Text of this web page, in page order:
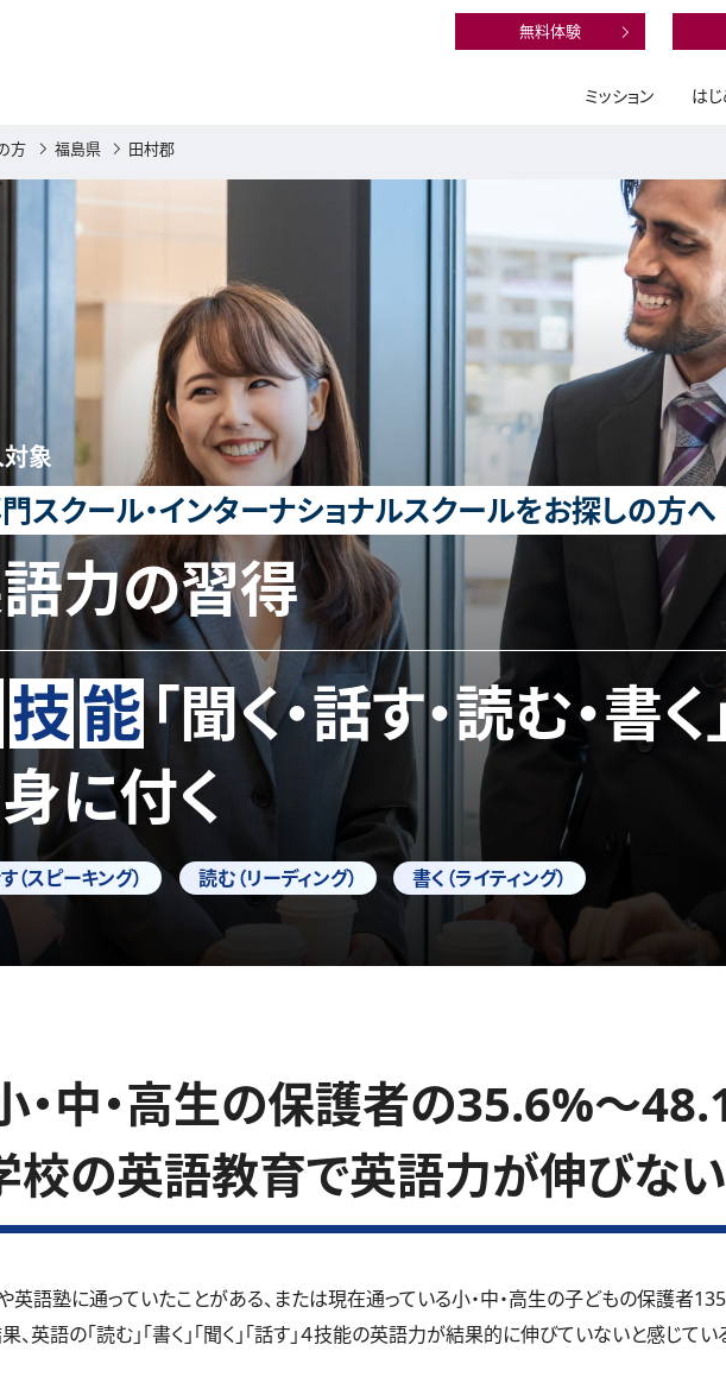
無料体験
ミッション は
方 福島県 田村郡
対象
スクール・インターナショナルスクールをお探しの方へ
力の習得
技能「聞く・話す・読む・書く
に付く
（スピーキング） 読む（リーディング） 書く（ライティング）
・中・高生の保護者の35.6%～
校の英語教育で英語力が伸びな
語塾に通っていたことがある、または現在通っている小・中・高生の子どもの保護者
、英語の「読む」「書く」「聞く」「話す」４技能の英語力が結果的に伸びていないと感じ